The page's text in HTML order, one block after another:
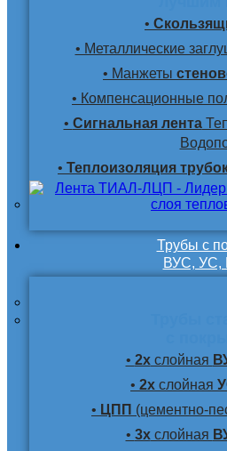
•
• Металлические
• Манжеты
• Компенсационные
• Сигнальная лента
• Теплоизоляция
Трубы с
ВУС, УС,
• 2хслойная
• 2х слойная
• ЦПП (цементно-
• 3хслойная